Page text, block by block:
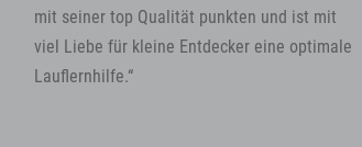
mit seiner top Qualität punkten und ist mit
viel Liebe für kleine Entdecker eine optimale
Lauflernhilfe.“